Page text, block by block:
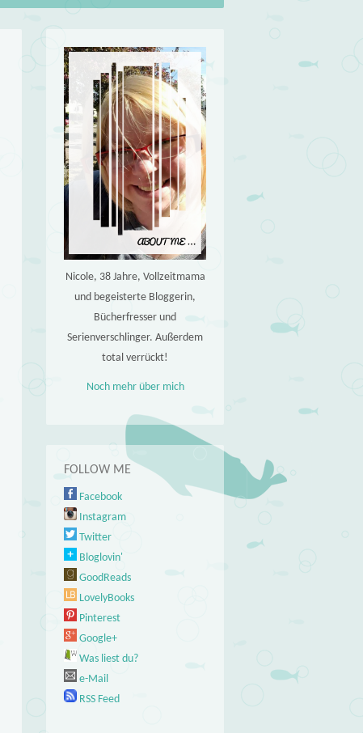
Nicole, 38 Jahre, Vollzeitmama
und begeisterte Bloggerin,
Bücherfresser und
Serienverschlinger. Außerdem
total verrückt!
Noch mehr über mich
FOLLOW ME
Facebook
Instagram
Twitter
Bloglovin'
GoodReads
LovelyBooks
Pinterest
Google+
Was liest du?
e-Mail
RSS Feed